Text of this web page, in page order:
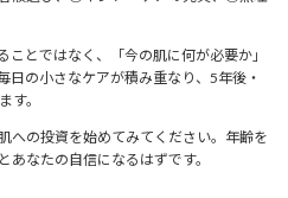
とではなく、「今の肌に何が必要か」
日の小さなケアが積み重なり、5年後・
す。
への投資を始めてみてください。年齢を
なたの自信になるはずです。